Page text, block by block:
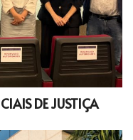
DE JUSTIÇA